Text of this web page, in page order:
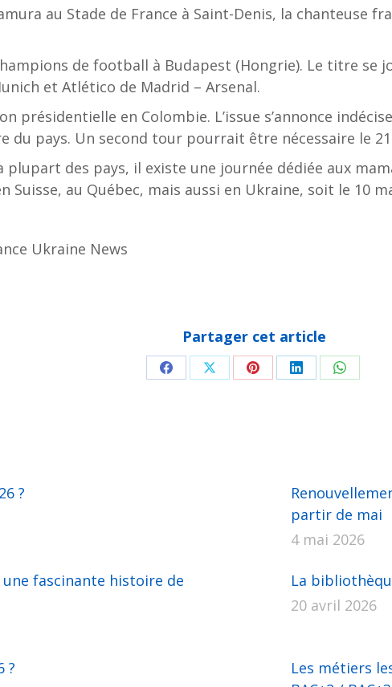
au Stade de France à Saint-Denis, la chanteuse
de football à Budapest (Hongrie). Le titre se
et Atlético de Madrid – Arsenal.
présidentielle en Colombie. L’issue s’annonce
du pays. Un second tour pourrait être nécessaire le
plupart des pays, il existe une journée dédiée aux
Suisse, au Québec, mais aussi en Ukraine, soit le 10
Ukraine News
Partager cet article
PartagerPartagerPartagerPartagerPartager
?
partir de mai
4 mai 2026
fascinante histoire de
La
20 avril 2026
?
Les métiers